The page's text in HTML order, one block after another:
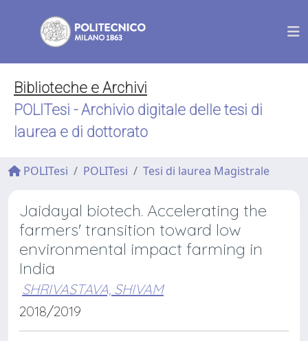
Biblioteche e Archivi
POLITesi - Archivio digitale delle tesi di
laurea e di dottorato
POLITesi POLITesi Tesi di laurea Magistrale
Jaidayal biotech. Accelerating the
farmers' transition toward low
environmental impact farming in
India
SHRIVASTAVA, SHIVAM
2018/2019